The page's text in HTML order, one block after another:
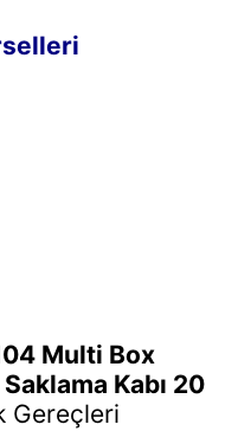
Multi Box
Kabı 20
Gereçleri